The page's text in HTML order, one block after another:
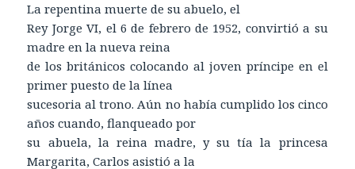
La repentina muerte de su abuelo, el
Rey Jorge VI, el 6 de febrero de 1952, convirtió a su
madre en la nueva reina
de los británicos colocando al joven príncipe en el
primer puesto de la línea
sucesoria al trono. Aún no había cumplido los cinco
años cuando, flanqueado por
su abuela, la reina madre, y su tía la princesa
Margarita, Carlos asistió a la